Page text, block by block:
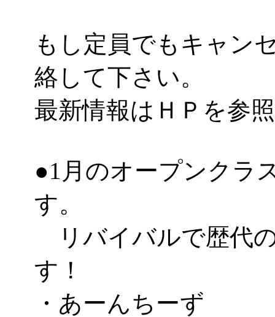
もし定員でもキャン
絡して下さい。
最新情報はＨＰを参
●1月のオープンクラ
す。
リバイバルで歴代
す！
・あーんちーず